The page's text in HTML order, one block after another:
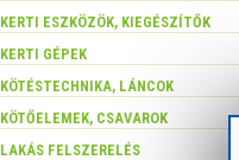
KERTI ESZKÖZÖK, KIEGÉSZÍTŐK
KERTI GÉPEK
KÖTÉSTECHNIKA, LÁNCOK
KÖTŐELEMEK, CSAVAROK
LAKÁS FELSZERELÉS